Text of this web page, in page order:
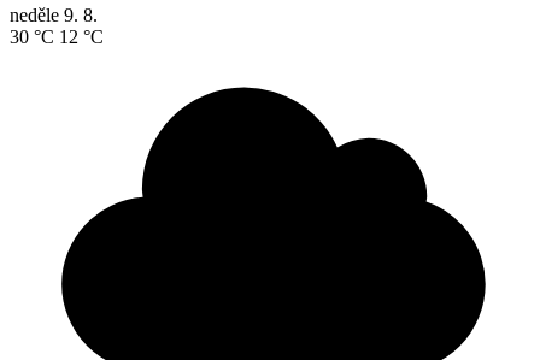
neděle 9. 8.
30 °C 12 °C